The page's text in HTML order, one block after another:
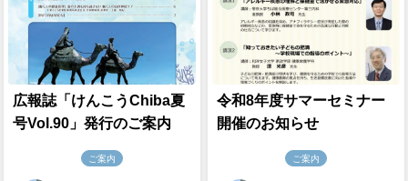
広報誌「けんこうChiba夏
号Vol.90」発行のご案内
ご案内
令和8年度サマーセミナー
開催のお知らせ
ご案内